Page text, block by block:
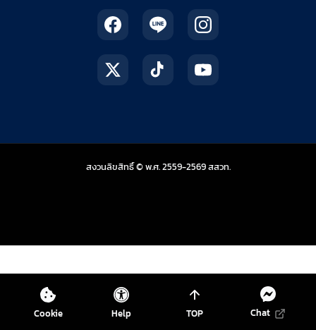
สงวนลิขสิทธิ์ © พ.ศ. 2559-2569สสวท.สถาบันส่งเสริมการสอ
Cookie Help TOP Chat